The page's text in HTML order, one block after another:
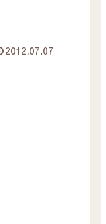
2012.07.07